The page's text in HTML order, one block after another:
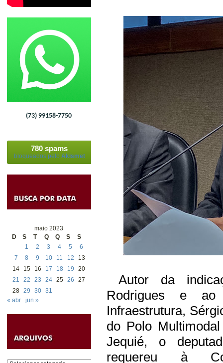
(73) 99158-7750
780 spams
bloqueados pelo Akismet
maio 2023
D
S T Q Q S
S
1
2 3 4 5
6
7
8 9 10 11 12
13
14
15 16 17 18 19
20
21
22 23 24 25 26
27
28 29 30 31
« abr
jun »
Autor da
Rodrigues e
Infraestrutura,
do Polo
Jequié, o
requereu à